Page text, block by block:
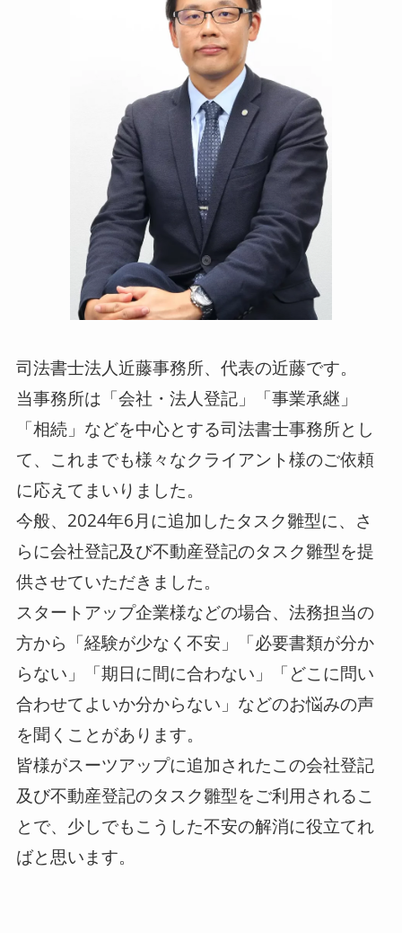
司法書士法人近藤事務所、代表の近藤です。
当事務所は「会社・法人登記」「事業承継」
「相続」などを中心とする司法書士事務所とし
て、これまでも様々なクライアント様のご依頼
に応えてまいりました。
今般、2024年6月に追加したタスク雛型に、さ
らに会社登記及び不動産登記のタスク雛型を提
供させていただきました。
スタートアップ企業様などの場合、法務担当の
方から「経験が少なく不安」「必要書類が分か
らない」「期日に間に合わない」「どこに問い
合わせてよいか分からない」などのお悩みの声
を聞くことがあります。
皆様がスーツアップに追加されたこの会社登記
及び不動産登記のタスク雛型をご利用されるこ
とで、少しでもこうした不安の解消に役立てれ
ばと思います。